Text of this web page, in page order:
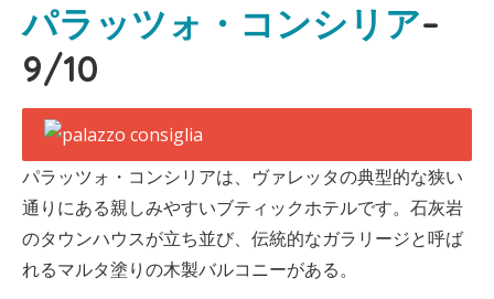
パラッツォ・コンシリア–
9/10
パラッツォ・コンシリアは、ヴァレッタの典型的な狭い
通りにある親しみやすいブティックホテルです。石灰岩
のタウンハウスが立ち並び、伝統的なガラリージと呼ば
れるマルタ塗りの木製バルコニーがある。